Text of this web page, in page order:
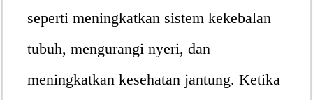
seperti meningkatkan sistem kekebalan
tubuh, mengurangi nyeri, dan
meningkatkan kesehatan jantung. Ketika